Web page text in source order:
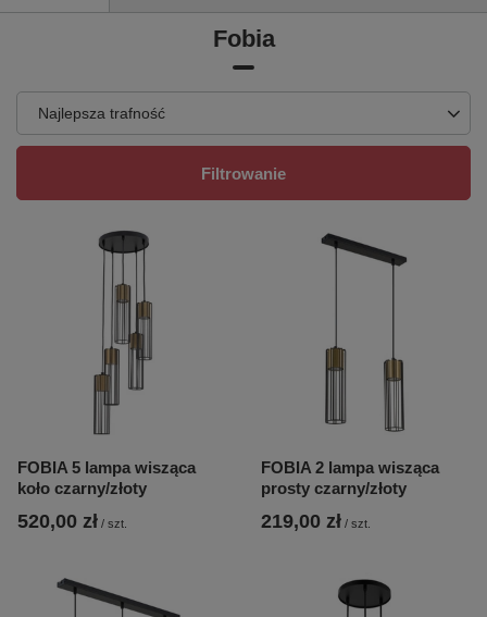
Fobia
Najlepsza trafność
Filtrowanie
FOBIA 5 lampa wisząca
koło czarny/złoty
520,00 zł / szt.
FOBIA 2 lampa wisząca
prosty czarny/złoty
219,00 zł / szt.